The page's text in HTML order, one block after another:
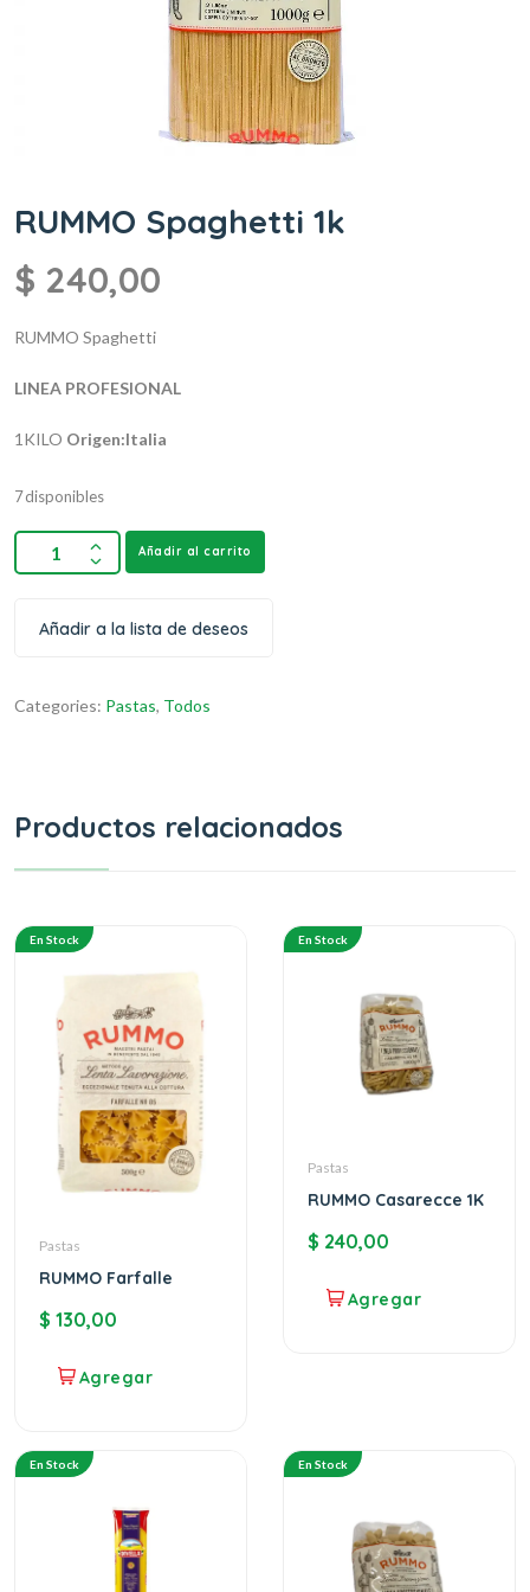
RUMMO Spaghetti 1k
$ 240,00
RUMMO Spaghetti
LINEA PROFESIONAL
1KILO Origen:Italia
7 disponibles
Añadir al carrito
Añadir a la lista de deseos
Categories: Pastas, Todos
Productos relacionados
En Stock
Pastas
RUMMO Farfalle
$ 130,00
En Stock
Pastas
RUMMO Casarecce 1K
$ 240,00
En Stock En Stock